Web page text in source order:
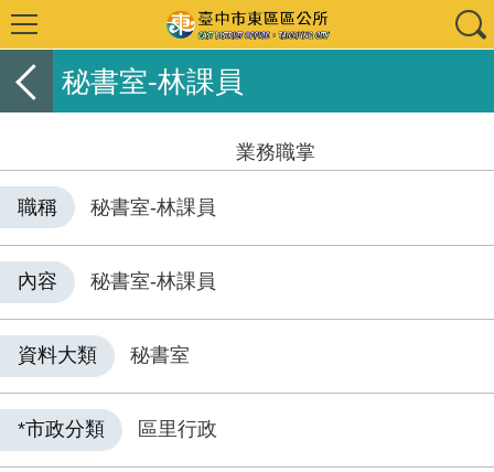
秘書室-林課員
業務職掌
職稱 秘書室-林課員
內容 秘書室-林課員
資料大類 秘書室
*市政分類 區里行政